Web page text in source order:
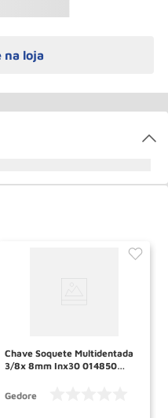
na loja
Chave Soquete Multidentada
3/8x 8mm Inx30 014850
Gedore